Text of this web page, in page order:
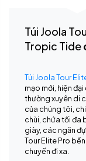
Túi Joola
Tropic Tide
Túi Joola Tour
mạo mới, hiện
thường xuyên di
của chúng tôi,
chùi, chứa tối đa
giày, các ngăn
Tour Elite Pro
chuyến đi xa.